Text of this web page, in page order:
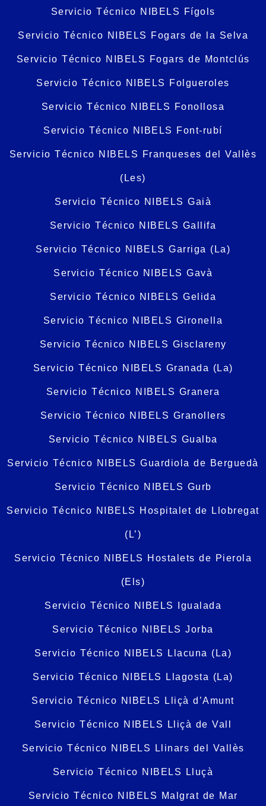
Servicio Técnico NIBELS Fígols
Servicio Técnico NIBELS Fogars de la Selva
Servicio Técnico NIBELS Fogars de Montclús
Servicio Técnico NIBELS Folgueroles
Servicio Técnico NIBELS Fonollosa
Servicio Técnico NIBELS Font-rubí
Servicio Técnico NIBELS Franqueses del Vallès
(Les)
Servicio Técnico NIBELS Gaià
Servicio Técnico NIBELS Gallifa
Servicio Técnico NIBELS Garriga (La)
Servicio Técnico NIBELS Gavà
Servicio Técnico NIBELS Gelida
Servicio Técnico NIBELS Gironella
Servicio Técnico NIBELS Gisclareny
Servicio Técnico NIBELS Granada (La)
Servicio Técnico NIBELS Granera
Servicio Técnico NIBELS Granollers
Servicio Técnico NIBELS Gualba
Servicio Técnico NIBELS Guardiola de Berguedà
Servicio Técnico NIBELS Gurb
Servicio Técnico NIBELS Hospitalet de Llobregat
(L’)
Servicio Técnico NIBELS Hostalets de Pierola
(Els)
Servicio Técnico NIBELS Igualada
Servicio Técnico NIBELS Jorba
Servicio Técnico NIBELS Llacuna (La)
Servicio Técnico NIBELS Llagosta (La)
Servicio Técnico NIBELS Lliçà d’Amunt
Servicio Técnico NIBELS Lliçà de Vall
Servicio Técnico NIBELS Llinars del Vallès
Servicio Técnico NIBELS Lluçà
Servicio Técnico NIBELS Malgrat de Mar